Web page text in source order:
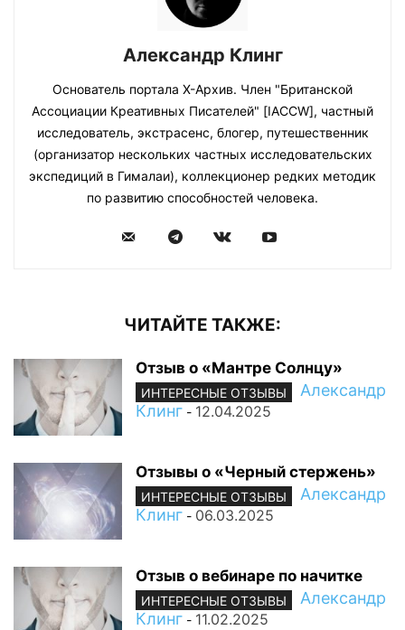
Александр Клинг
Основатель портала Х-Архив. Член "Британской
Ассоциации Креативных Писателей" [IACCW], частный
исследователь, экстрасенс, блогер, путешественник
(организатор нескольких частных исследовательских
экспедиций в Гималаи), коллекционер редких методик
по развитию способностей человека.
ЧИТАЙТЕ ТАКЖЕ:
Отзыв о «Мантре Солнцу»
ИНТЕРЕСНЫЕ ОТЗЫВЫ
Александр
Клинг - 12.04.2025
Отзывы о «Черный стержень»
ИНТЕРЕСНЫЕ ОТЗЫВЫ
Александр
Клинг - 06.03.2025
Отзыв о вебинаре по начитке
ИНТЕРЕСНЫЕ ОТЗЫВЫ
Александр
Клинг - 11.02.2025